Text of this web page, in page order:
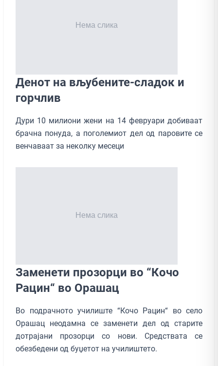
Денот на вљубените-сладок и
горчлив
Дури 10 милиони жени на 14 февруари добиваат
брачна понуда, а поголемиот дел од паровите се
венчаваат за неколку месеци
Заменети прозорци во “Кочо
Рацин“ во Орашац
Во подрачното училиште “Кочо Рацин“ во село
Орашац неодамна се заменети дел од старите
дотрајани прозорци со нови. Средствата се
обезбедени од буџетот на училиштето.